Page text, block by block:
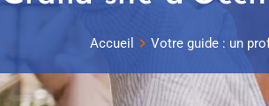
Accueil Votre guide : un